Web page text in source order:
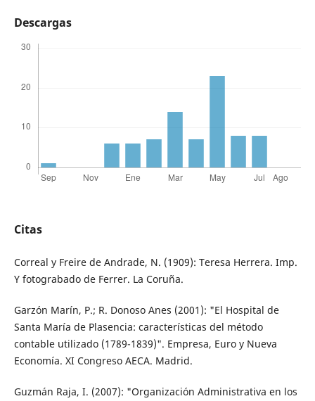
Descargas
Citas
Correal y Freire de Andrade, N. (1909): Teresa Herrera. Imp.
Y fotograbado de Ferrer. La Coruña.
Garzón Marín, P.; R. Donoso Anes (2001): "El Hospital de
Santa María de Plasencia: características del método
contable utilizado (1789-1839)". Empresa, Euro y Nueva
Economía. XI Congreso AECA. Madrid.
Guzmán Raja, I. (2007): "Organización Administrativa en los